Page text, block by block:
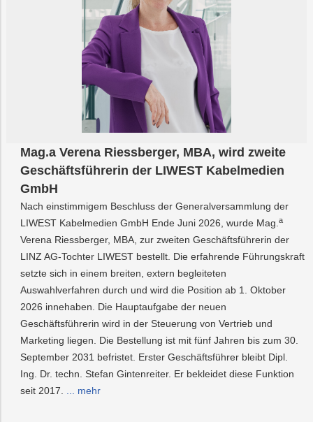
Mag.a Verena Riessberger, MBA, wird zweite
Geschäftsführerin der LIWEST Kabelmedien
GmbH
Nach einstimmigem Beschluss der Generalversammlung der
LIWEST Kabelmedien GmbH Ende Juni 2026, wurde Mag. a
Verena Riessberger, MBA, zur zweiten Geschäftsführerin der
LINZ AG-Tochter LIWEST bestellt. Die erfahrende Führungskraft
setzte sich in einem breiten, extern begleiteten
Auswahlverfahren durch und wird die Position ab 1. Oktober
2026 innehaben. Die Hauptaufgabe der neuen
Geschäftsführerin wird in der Steuerung von Vertrieb und
Marketing liegen. Die Bestellung ist mit fünf Jahren bis zum 30.
September 2031 befristet. Erster Geschäftsführer bleibt Dipl.
Ing. Dr. techn. Stefan Gintenreiter. Er bekleidet diese Funktion
seit 2017.
... mehr